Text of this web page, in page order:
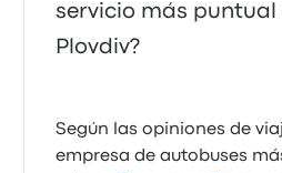
servicio más puntual
Plovdiv?
Según las opiniones de
empresa de autobuses